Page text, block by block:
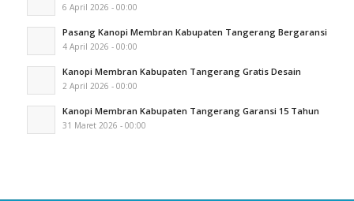
6 April 2026 - 00:00
Pasang Kanopi Membran Kabupaten Tangerang Bergaransi
4 April 2026 - 00:00
Kanopi Membran Kabupaten Tangerang Gratis Desain
2 April 2026 - 00:00
Kanopi Membran Kabupaten Tangerang Garansi 15 Tahun
31 Maret 2026 - 00:00